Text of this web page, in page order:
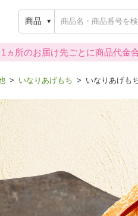
商品
所のお届け先ごとに商品代金
いなりあげもち いなりあげも